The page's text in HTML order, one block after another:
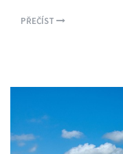
PŘEČÍST